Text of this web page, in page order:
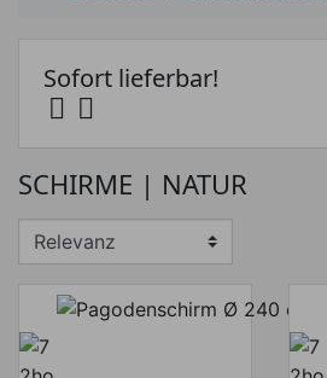
Preis
Preis von
€ Preis bis
€
Sofort lieferbar!
 
SCHIRME | NATUR